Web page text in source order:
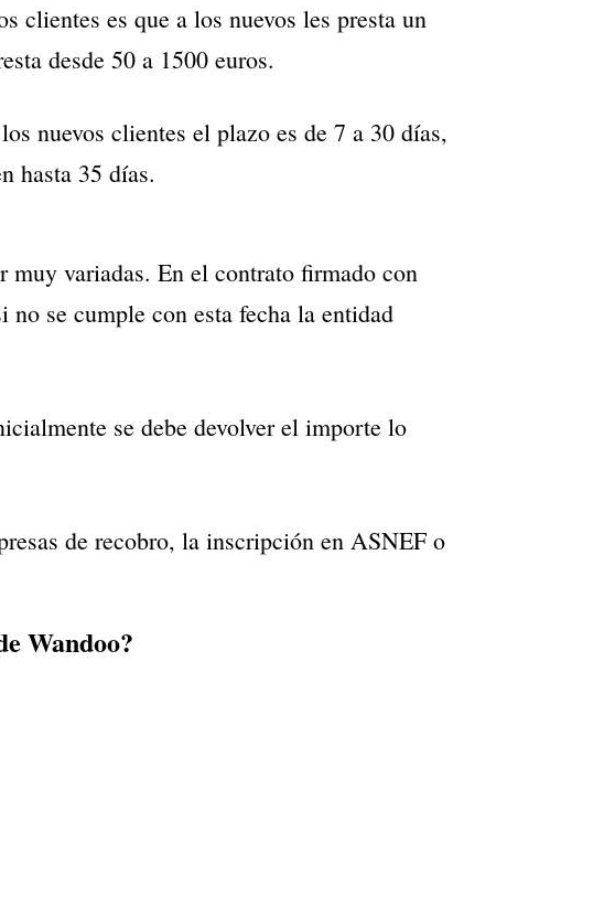
clientes es que a los nuevos les presta un
desde 50 a 1500 euros.
nuevos clientes el plazo es de 7 a 30 días,
hasta 35 días.
muy variadas. En el contrato firmado con
no se cumple con esta fecha la entidad
se debe devolver el importe lo
de recobro, la inscripción en ASNEF o
Wandoo?